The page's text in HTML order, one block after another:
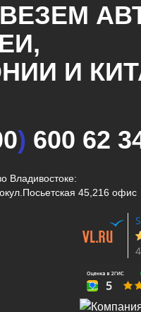
И
) 600 62
Владивостоке:
ул.Посьетская 45,216 офис